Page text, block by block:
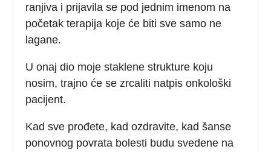
ranjiva i prijavila se pod jednim imenom na
početak terapija koje će biti sve samo ne
lagane.
U onaj dio moje staklene strukture koju
nosim, trajno će se zrcaliti natpis onkološki
pacijent.
Kad sve prođete, kad ozdravite, kad šanse
ponovnog povrata bolesti budu svedene na